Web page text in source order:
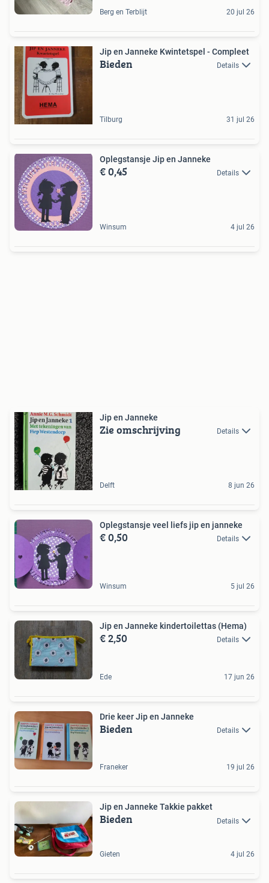
Berg en Terblijt 20 jul 26
Jip en Janneke Kwintetspel - Compleet
Bieden Details
Tilburg 31 jul 26
Oplegstansje Jip en Janneke
€ 0,45 Details
Winsum 4 jul 26
Jip en Janneke
Zie omschrijving Details
Delft 8 jun 26
Oplegstansje veel liefs jip en janneke
€ 0,50 Details
Winsum 5 jul 26
Jip en Janneke kindertoilettas (Hema)
€ 2,50 Details
Ede 17 jun 26
Drie keer Jip en Janneke
Bieden Details
Franeker 19 jul 26
Jip en Janneke Takkie pakket
Bieden Details
Gieten 4 jul 26